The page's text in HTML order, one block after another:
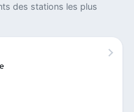
des stations les plus